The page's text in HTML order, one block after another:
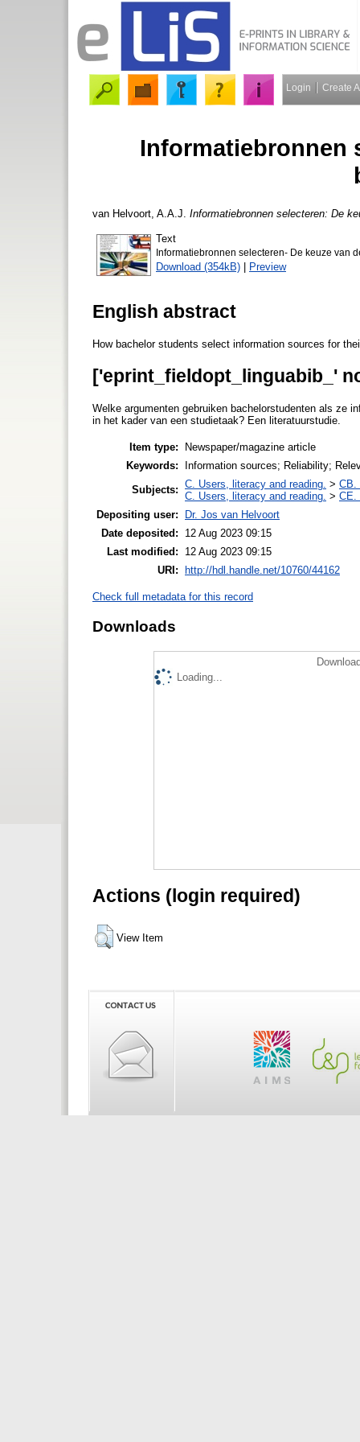
Login Create
Informatiebronnen
van Helvoort, A.A.J. Informatiebronnen selecteren: De
Text
Informatiebronnen selecteren- De keuze van
Download (354kB) | Preview
English abstract
How bachelor students select information sources for
['eprint_fieldopt_linguabib_'
Welke argumenten gebruiken bachelorstudenten als ze
in het kader van een studietaak? Een literatuurstudie.
Item type:
Newspaper/magazine article
Keywords:
Information sources; Reliability;
Subjects: C. Users, literacy and reading. > CB.
C. Users, literacy and reading. > CE.
Depositing user:
Dr. Jos van Helvoort
Date deposited:
12 Aug 2023 09:15
Last modified:
12 Aug 2023 09:15
URI:
http://hdl.handle.net/10760/44162
Check full metadata for this record
Downloads
Loading...
Actions (login required)
View Item